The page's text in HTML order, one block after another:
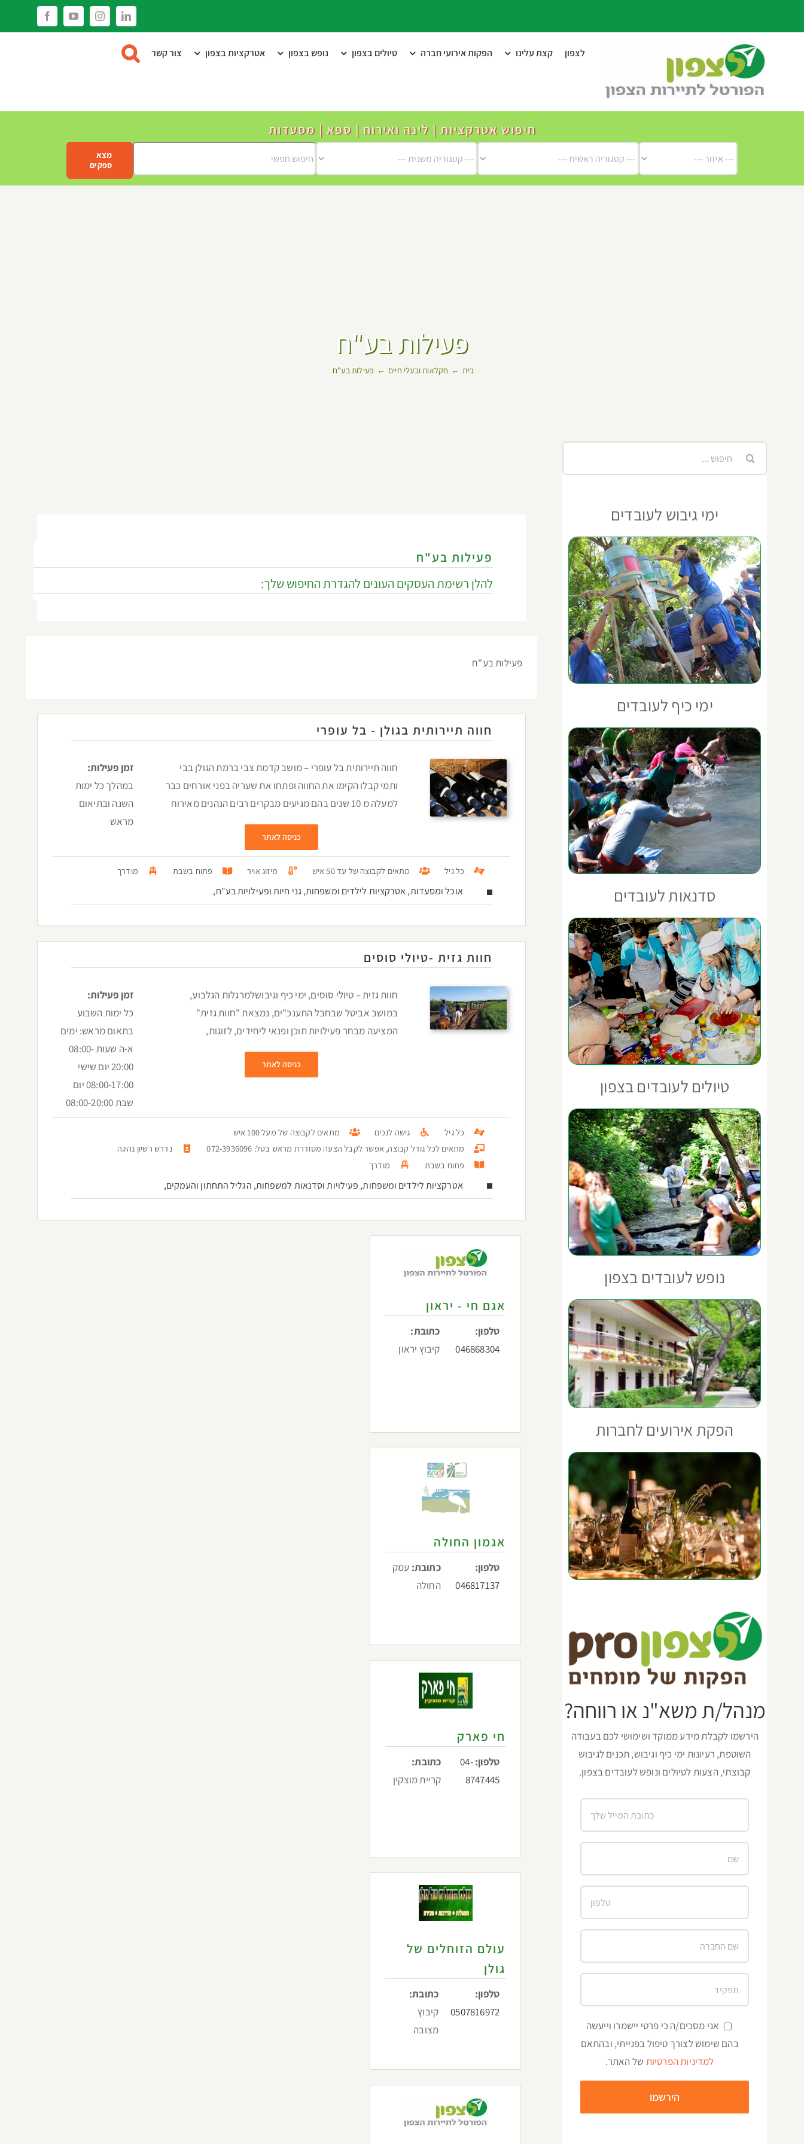
LinkedIn
Instagram
YouTube
Facebook
לצפון קצת עלינו הפקות אירועי חברה טיולים בצפון נופש בצפון אטרקציות בצפון צור קשר
חיפוש אטרקציות | לינה ואירוח | ספא | מסעדות
מצא
ספקים
פעילות בע"ח
בית חקלאות ובעלי חיים פעילות בע"ח
פעילות בע"ח
להלן רשימת העסקים העונים להגדרת החיפוש שלך:
פעילות בע"ח
חווה תיירותית בגולן - בל עופרי
חווה תיירותית בל עופרי – מושב קדמת צבי ברמת הגולן בבי
ותמי קבלו הקימו את החווה ופתחו את שעריה בפני אורחים כבר
למעלה מ 10 שנים בהם מגיעים מבקרים רבים הנהנים מאירוח
כניסה לאתר
זמן פעילות:
במהלך כל ימות
השנה ובתיאום
מראש
כל גיל מתאים לקבוצה של עד 50 איש מיזוג אויר פתוח בשבת מודרך
אוכל ומסעדות, אטרקציות לילדים ומשפחות, גני חיות ופעילויות בע"ח,
חוות גזית -טיולי סוסים
חוות גזית – טיולי סוסים, ימי כיף וגיבושלמרגלות הגלבוע,
במושב אביטל שבחבל התענכ"ים, נמצאת "חוות גזית"
המציעה מבחר פעילויות תוכן ופנאי ליחידים, לזוגות,
כניסה לאתר
זמן פעילות:
כל ימות השבוע
בתאום מראש: ימים
א-ה שעות 08:00-
20:00 יום שישי
08:00-17:00 יום
שבת 08:00-20:00
כל גיל גישה לנכים
מתאים לקבוצה של מעל 100 איש
מתאים לכל גודל קבוצה, אפשר לקבל הצעה מסודרת מראש בטל: 072-3936096
נדרש רשיון נהיגה
פתוח בשבת
מודרך
אטרקציות לילדים ומשפחות, פעילויות וסדנאות למשפחות, הגליל התחתון והעמקים,
אגם חי - יראון
טלפון:
046868304
כתובת:
קיבוץ יראון
אגמון החולה
טלפון:
046817137
כתובת: עמק
החולה
חי פארק
טלפון:04-
8747445
כתובת:
קריית מוצקין
עולם הזוחלים של
גולן
טלפון:
0507816972
כתובת:
קיבוץ
מצובה
ימי גיבוש לעובדים
ימי כיף לעובדים
סדנאות לעובדים
טיולים לעובדים בצפון
נופש לעובדים בצפון
הפקת אירועים לחברות
מנהל/ת משא"נ או רווחה?
הירשמו לקבלת מידע ממוקד ושימושי לכם בעבודה
השוטפת, רעיונות ימי כיף וגיבוש, תכנים לגיבוש
קבוצתי, הצעות לטיולים ונופש לעובדים בצפון.
אני מסכים/ה כי פרטי יישמרו וייעשה
בהם שימוש לצורך טיפול בפנייתי, ובהתאם
למדיניות הפרטיות של האתר.